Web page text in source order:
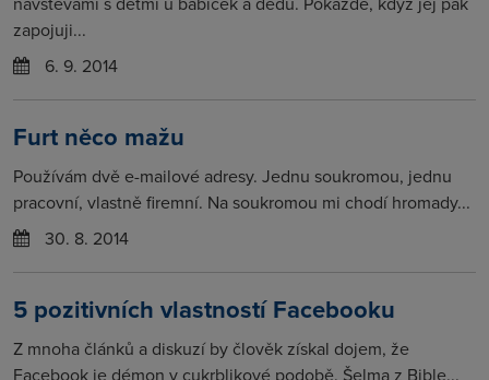
zapojuji...
6. 9. 2014
Furt něco mažu
Používám dvě e-mailové adresy. Jednu soukromou, jednu
pracovní, vlastně firemní. Na soukromou mi chodí hromady...
30. 8. 2014
5 pozitivních vlastností Facebooku
Z mnoha článků a diskuzí by člověk získal dojem, že
Facebook je démon v cukrblikové podobě. Šelma z Bible...